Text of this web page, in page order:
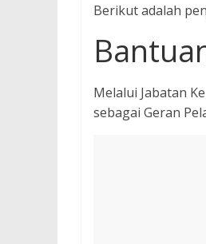
Berikut adalah
Melalui Jabatan
sebagai Geran